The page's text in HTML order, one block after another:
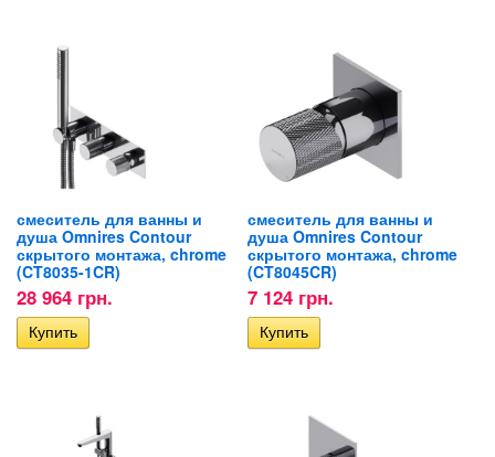
смеситель для ванны и
душа Omnires Contour
скрытого монтажа, chrome
(CT8035-1CR)
28 964 грн.
смеситель для ванны и
душа Omnires Contour
скрытого монтажа, chrome
(CT8045CR)
7 124 грн.